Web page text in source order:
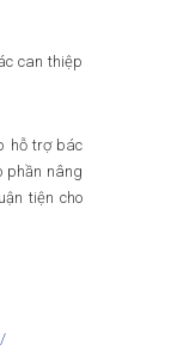
can thiệp
hỗ trợ bác
phần nâng
tiện cho